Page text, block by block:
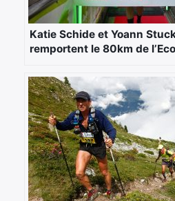
Katie Schide et Yoann
remportent le 80km de